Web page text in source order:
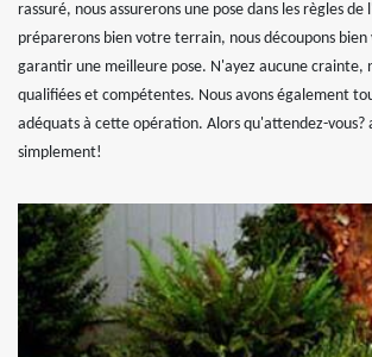
rassuré, nous assurerons une pose dans les règles de
préparerons bien votre terrain, nous découpons
garantir une meilleure pose. N'ayez aucune crainte,
qualifiées et compétentes. Nous avons également
adéquats à cette opération. Alors qu'attendez-vous?
simplement!